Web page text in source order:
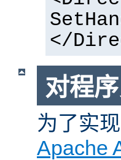
</
对程
为了实
Apache